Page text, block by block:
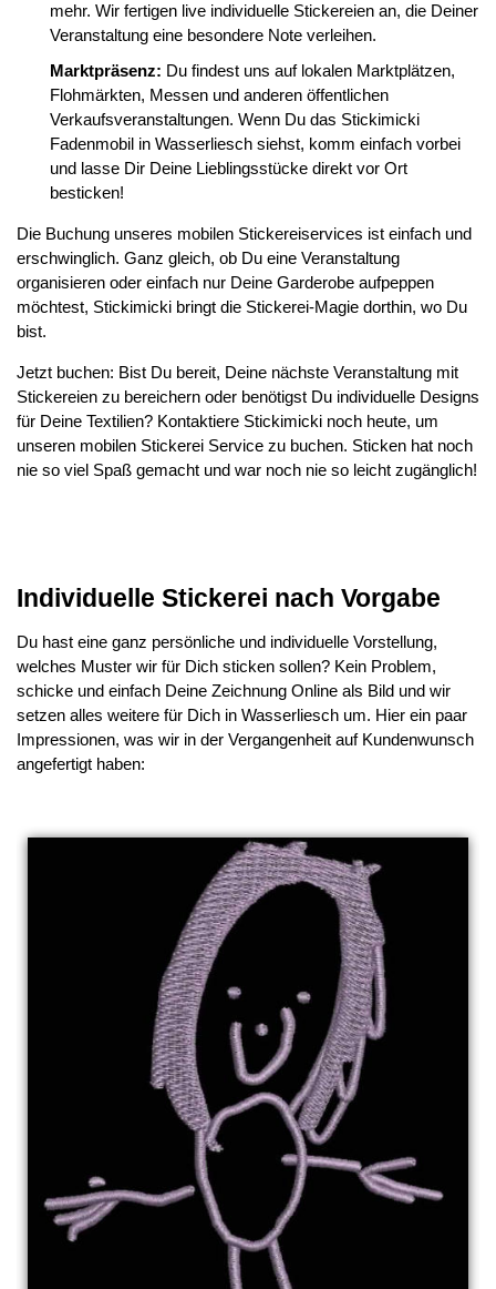
mehr. Wir fertigen live individuelle Stickereien an, die Deiner
Veranstaltung eine besondere Note verleihen.
Marktpräsenz: Du findest uns auf lokalen Marktplätzen,
Flohmärkten, Messen und anderen öffentlichen
Verkaufsveranstaltungen. Wenn Du das Stickimicki
Fadenmobil in Wasserliesch siehst, komm einfach vorbei
und lasse Dir Deine Lieblingsstücke direkt vor Ort
besticken!
Die Buchung unseres mobilen Stickereiservices ist einfach und
erschwinglich. Ganz gleich, ob Du eine Veranstaltung
organisieren oder einfach nur Deine Garderobe aufpeppen
möchtest, Stickimicki bringt die Stickerei-Magie dorthin, wo Du
bist.
Jetzt buchen: Bist Du bereit, Deine nächste Veranstaltung mit
Stickereien zu bereichern oder benötigst Du individuelle Designs
für Deine Textilien? Kontaktiere Stickimicki noch heute, um
unseren mobilen Stickerei Service zu buchen. Sticken hat noch
nie so viel Spaß gemacht und war noch nie so leicht zugänglich!
Individuelle Stickerei nach Vorgabe
Du hast eine ganz persönliche und individuelle Vorstellung,
welches Muster wir für Dich sticken sollen? Kein Problem,
schicke und einfach Deine Zeichnung Online als Bild und wir
setzen alles weitere für Dich in Wasserliesch um. Hier ein paar
Impressionen, was wir in der Vergangenheit auf Kundenwunsch
angefertigt haben: